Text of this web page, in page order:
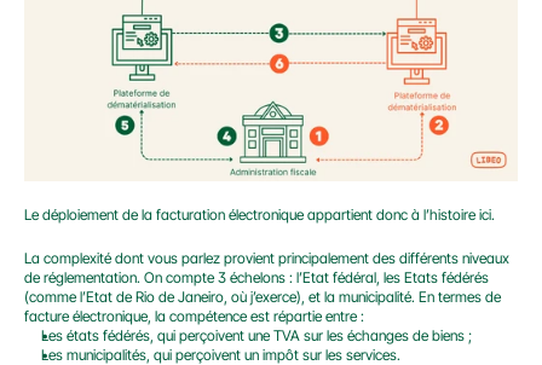
Le déploiement de la facturation électronique appartient donc à l’histoire ici.
La complexité dont vous parlez provient principalement des différents niveaux
de réglementation. On compte 3 échelons : l’Etat fédéral, les Etats fédérés
(comme l’Etat de Rio de Janeiro, où j’exerce), et la municipalité. En termes de
facture électronique, la compétence est répartie entre :
Les états fédérés, qui perçoivent une TVA sur les échanges de biens ;
Les municipalités, qui perçoivent un impôt sur les services.